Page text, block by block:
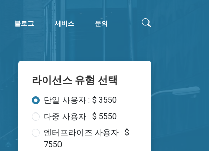
블로그 서비스 문의
라이선스 유형 선택
단일 사용자 : $ 3550
다중 사용자 : $ 5550
엔터프라이즈 사용자 : $
7550